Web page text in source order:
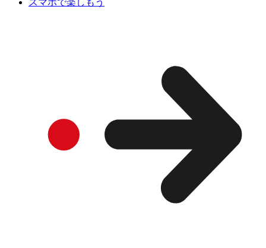
スマホで楽しもう